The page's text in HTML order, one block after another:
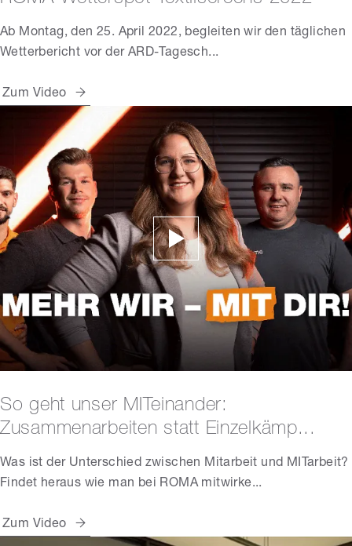
Ab Montag, den 25. April 2022, begleiten wir den täglichen
Wetterbericht vor der ARD-Tagesch...
Zum Video
So geht unser MITeinander:
Zusammenarbeiten statt Einzelkämp...
Was ist der Unterschied zwischen Mitarbeit und MITarbeit?
Findet heraus wie man bei ROMA mitwirke...
Zum Video